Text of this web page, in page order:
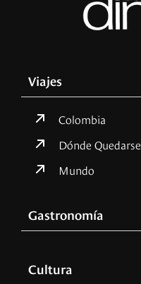
Viajes
Colombia
Dónde Quedarse
Mundo
Gastronomía
Cultura